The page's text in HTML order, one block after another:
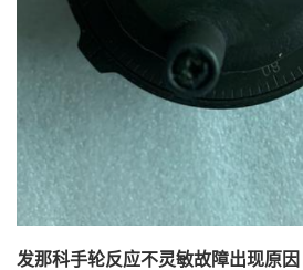
发那科手轮反应不灵敏故障出现原因